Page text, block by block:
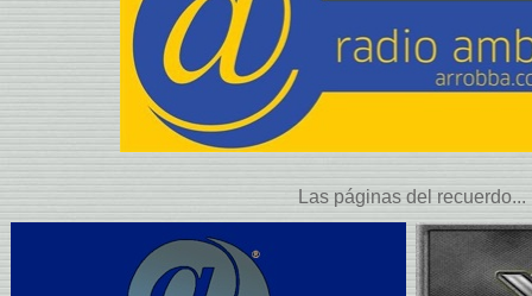
Las páginas del recuerdo...